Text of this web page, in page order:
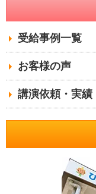
受給事例一覧
お客様の声
講演依頼・実績